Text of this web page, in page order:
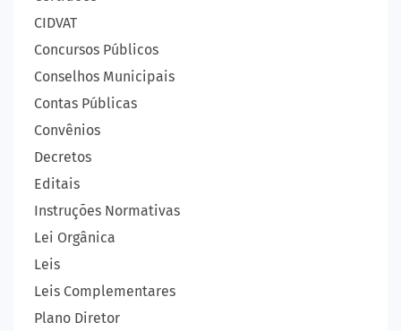
CIDVAT
Concursos Públicos
Conselhos Municipais
Contas Públicas
Convênios
Decretos
Editais
Instruções Normativas
Lei Orgânica
Leis
Leis Complementares
Plano Diretor